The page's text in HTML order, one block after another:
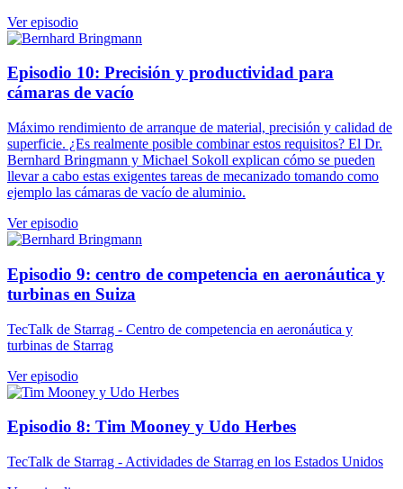
Ver episodio
Episodio 10: Precisión y productividad para
cámaras de vacío
Máximo rendimiento de arranque de material, precisión y calidad de
superficie. ¿Es realmente posible combinar estos requisitos? El Dr.
Bernhard Bringmann y Michael Sokoll explican cómo se pueden
llevar a cabo estas exigentes tareas de mecanizado tomando como
ejemplo las cámaras de vacío de aluminio.
Ver episodio
Episodio 9: centro de competencia en aeronáutica y
turbinas en Suiza
TecTalk de Starrag - Centro de competencia en aeronáutica y
turbinas de Starrag
Ver episodio
Episodio 8: Tim Mooney y Udo Herbes
TecTalk de Starrag - Actividades de Starrag en los Estados Unidos